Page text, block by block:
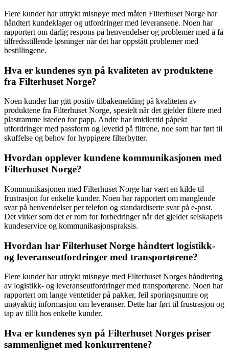
Flere kunder har uttrykt misnøye med måten Filterhuset Norge har
håndtert kundeklager og utfordringer med leveransene. Noen har
rapportert om dårlig respons på henvendelser og problemer med å få
tilfredsstillende løsninger når det har oppstått problemer med
bestillingene.
Hva er kundenes syn på kvaliteten av produktene
fra Filterhuset Norge?
Noen kunder har gitt positiv tilbakemelding på kvaliteten av
produktene fra Filterhuset Norge, spesielt når det gjelder filtere med
plastramme isteden for papp. Andre har imidlertid påpekt
utfordringer med passform og levetid på filtrene, noe som har ført til
skuffelse og behov for hyppigere filterbytter.
Hvordan opplever kundene kommunikasjonen med
Filterhuset Norge?
Kommunikasjonen med Filterhuset Norge har vært en kilde til
frustrasjon for enkelte kunder. Noen har rapportert om manglende
svar på henvendelser per telefon og standardiserte svar på e-post.
Det virker som det er rom for forbedringer når det gjelder selskapets
kundeservice og kommunikasjonspraksis.
Hvordan har Filterhuset Norge håndtert logistikk-
og leveranseutfordringer med transportørene?
Flere kunder har uttrykt misnøye med Filterhuset Norges håndtering
av logistikk- og leveranseutfordringer med transportørene. Noen har
rapportert om lange ventetider på pakker, feil sporingsnumre og
unøyaktig informasjon om leveranser. Dette har ført til frustrasjon og
tap av tillit hos enkelte kunder.
Hva er kundenes syn på Filterhuset Norges priser
sammenlignet med konkurrentene?